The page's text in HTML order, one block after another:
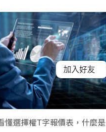
懂選擇權T字報價表，什麼是
加入好友